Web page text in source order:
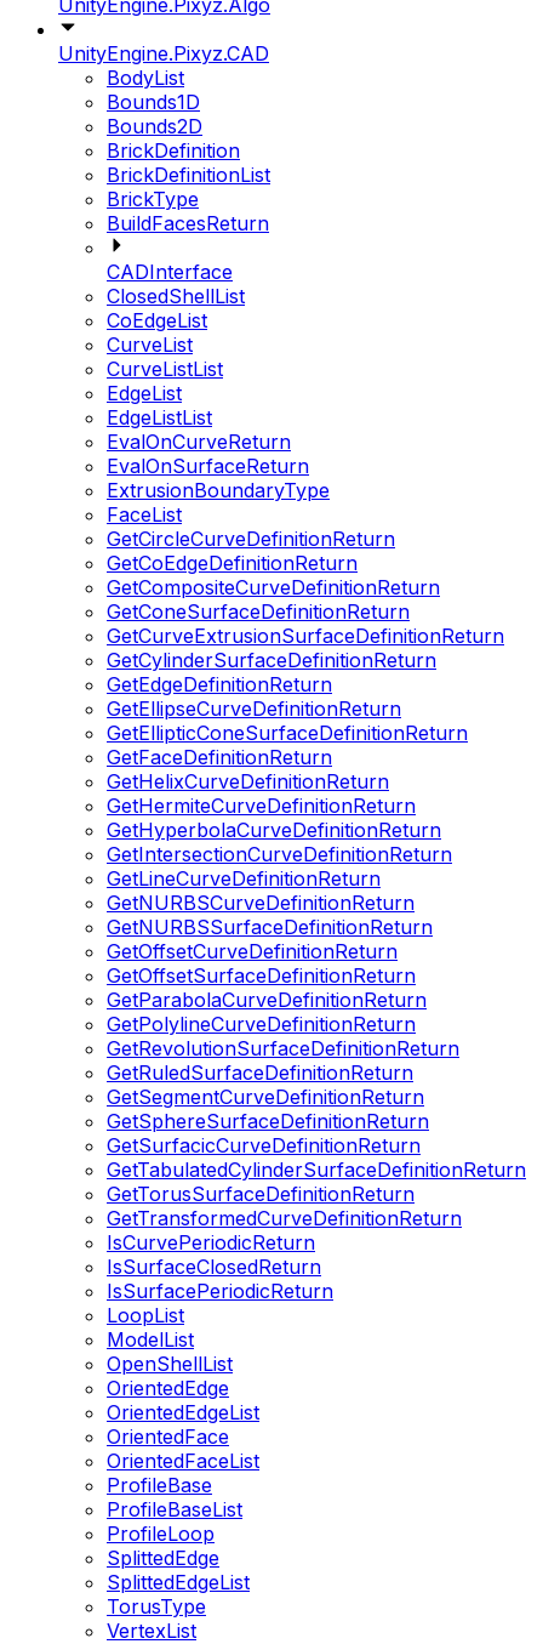
UnityEngine.Pixyz.Algo
UnityEngine.Pixyz.CAD
BodyList
Bounds1D
Bounds2D
BrickDefinition
BrickDefinitionList
BrickType
BuildFacesReturn
CADInterface
ClosedShellList
CoEdgeList
CurveList
CurveListList
EdgeList
EdgeListList
EvalOnCurveReturn
EvalOnSurfaceReturn
ExtrusionBoundaryType
FaceList
GetCircleCurveDefinitionReturn
GetCoEdgeDefinitionReturn
GetCompositeCurveDefinitionReturn
GetConeSurfaceDefinitionReturn
GetCurveExtrusionSurfaceDefinitionReturn
GetCylinderSurfaceDefinitionReturn
GetEdgeDefinitionReturn
GetEllipseCurveDefinitionReturn
GetEllipticConeSurfaceDefinitionReturn
GetFaceDefinitionReturn
GetHelixCurveDefinitionReturn
GetHermiteCurveDefinitionReturn
GetHyperbolaCurveDefinitionReturn
GetIntersectionCurveDefinitionReturn
GetLineCurveDefinitionReturn
GetNURBSCurveDefinitionReturn
GetNURBSSurfaceDefinitionReturn
GetOffsetCurveDefinitionReturn
GetOffsetSurfaceDefinitionReturn
GetParabolaCurveDefinitionReturn
GetPolylineCurveDefinitionReturn
GetRevolutionSurfaceDefinitionReturn
GetRuledSurfaceDefinitionReturn
GetSegmentCurveDefinitionReturn
GetSphereSurfaceDefinitionReturn
GetSurfacicCurveDefinitionReturn
GetTabulatedCylinderSurfaceDefinitionReturn
GetTorusSurfaceDefinitionReturn
GetTransformedCurveDefinitionReturn
IsCurvePeriodicReturn
IsSurfaceClosedReturn
IsSurfacePeriodicReturn
LoopList
ModelList
OpenShellList
OrientedEdge
OrientedEdgeList
OrientedFace
OrientedFaceList
ProfileBase
ProfileBaseList
ProfileLoop
SplittedEdge
SplittedEdgeList
TorusType
VertexList